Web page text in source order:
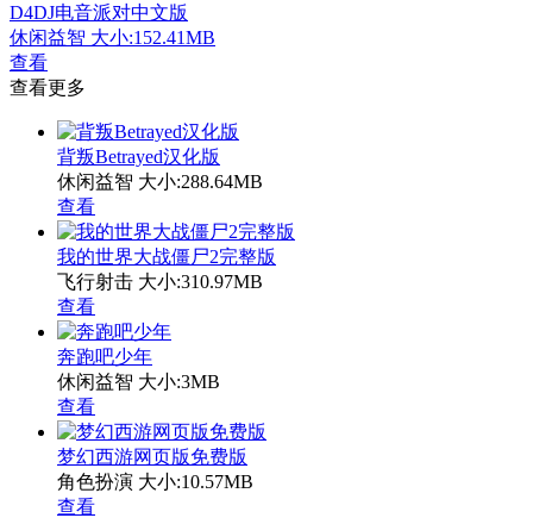
D4DJ电音派对中文版
休闲益智 大小:152.41MB
查看
查看更多
背叛Betrayed汉化版
休闲益智 大小:288.64MB
查看
我的世界大战僵尸2完整版
飞行射击 大小:310.97MB
查看
奔跑吧少年
休闲益智 大小:3MB
查看
梦幻西游网页版免费版
角色扮演 大小:10.57MB
查看